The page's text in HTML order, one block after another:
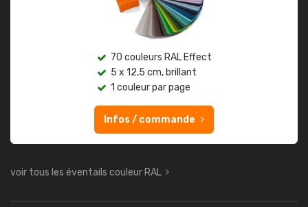
70 couleurs RAL Effect
5 x 12,5 cm, brillant
1 couleur par page
Infos / commande
voir tous les éventails couleur RAL